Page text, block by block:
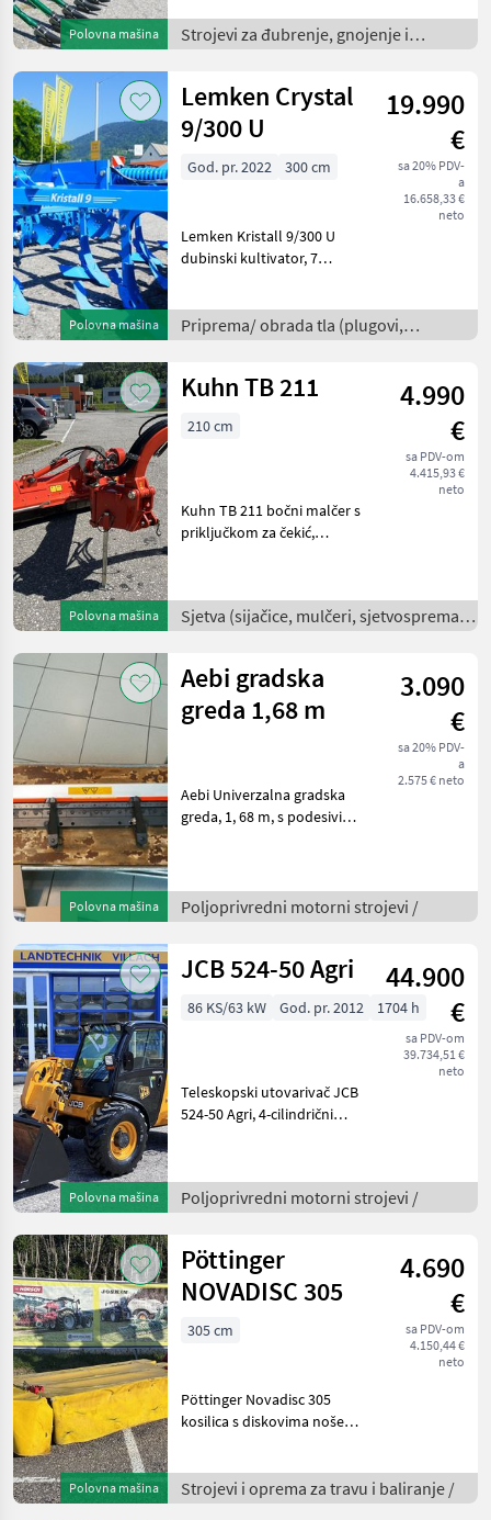
Polovna mašina
opružnom vučnom rudom i
vučnim aplikatorom
105/42/PS1, grana o
Strojevi za đubrenje, gnojenje i
navodnjavanje /
Polovna mašina
Lemken Crystal
9/300 U
19.990
€
sa 20% PDV-
a
16.658,33 €
neto
God. pr. 2022 300 cm
Lemken Kristall 9/300 U
dubinski kultivator, 7
za brzu izmjenu s
izmjenjivom reznom
T 600,
Priprema/ obrada tla (plugovi,
kultivatori, tanjurače i dr.) /
Polovna mašina
Kuhn TB 211
4.990
€
sa PDV-om
4.415,93 €
neto
210 cm
Kuhn TB 211 bočni malčer s
priključkom za čekić,
vratilom, bočne klizaljke,
spreman za rad, odmah
Sjetva (sijačice, mulčeri, sjetvospremači
i dr) /
Polovna mašina
Aebi gradska
greda 1,68 m
3.090
€
sa 20% PDV-
a
2.575 € neto
Aebi Univerzalna gradska
greda, 1, 68 m, s podesivim
dijelove rado će odgovoriti
na s
Poljoprivredni motorni strojevi /
Polovna mašina
JCB 524-50 Agri
44.900
€
sa PDV-om
39.734,51 €
neto
86 KS/63 kW God. pr. 2012 1704 h
Teleskopski utovarivač JCB
524-50 Agri, 4-cilindrični
plutajućim položajem,
zatvorena kabina s grijačem
Poljoprivredni motorni strojevi /
Polovna mašina
Pöttinger
NOVADISC 305
4.690
€
sa PDV-om
4.150,44 €
neto
305 cm
Pöttinger Novadisc 305
kosilica s diskovima nošena
sustavom za brzu izmjenu
noževa, zaštitom od
Strojevi i oprema za travu i baliranje /